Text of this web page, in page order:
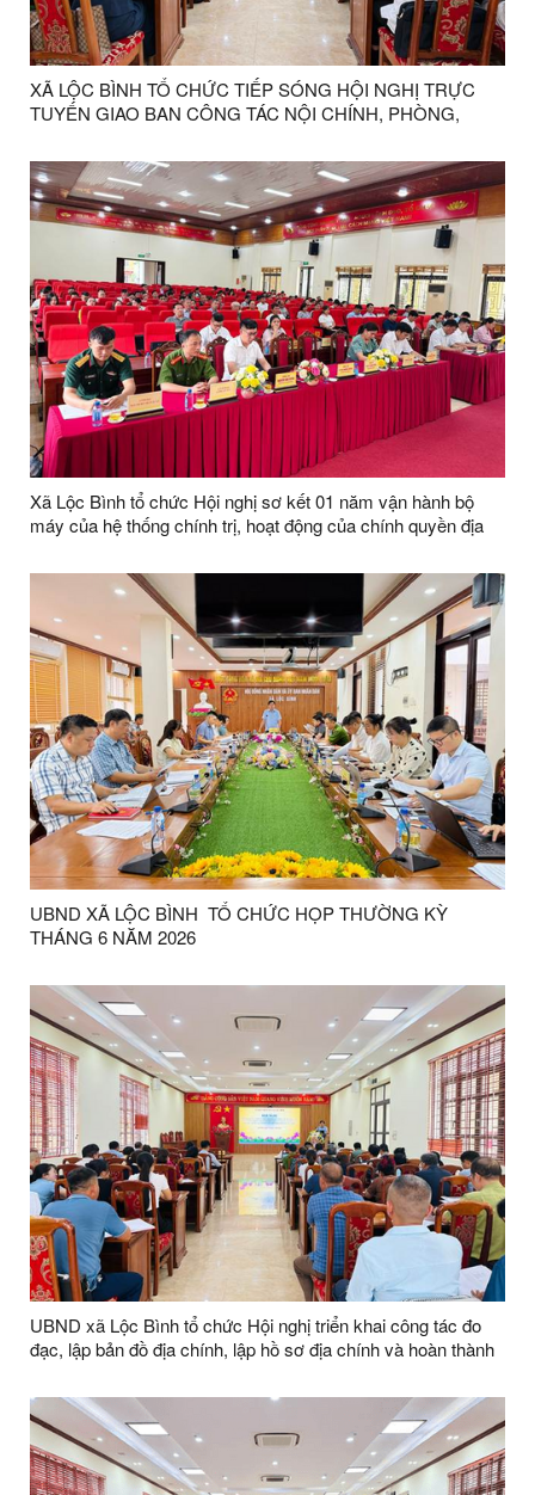
XÃ LỘC BÌNH TỔ CHỨC TIẾP SÓNG HỘI NGHỊ TRỰC
TUYẾN GIAO BAN CÔNG TÁC NỘI CHÍNH, PHÒNG,
CÁCH TƯ PHÁP 6 THÁNG ĐẦU NĂM 2026
Xã Lộc Bình tổ chức Hội nghị sơ kết 01 năm vận hành bộ
máy của hệ thống chính trị, hoạt động của chính quyền địa
bộ thôn, kiện toàn tổ chức các thôn sau sáp nhập trên địa
UBND XÃ LỘC BÌNH TỔ CHỨC HỌP THƯỜNG KỲ
THÁNG 6 NĂM 2026
UBND xã Lộc Bình tổ chức Hội nghị triển khai công tác đo
đạc, lập bản đồ địa chính, lập hồ sơ địa chính và hoàn thành